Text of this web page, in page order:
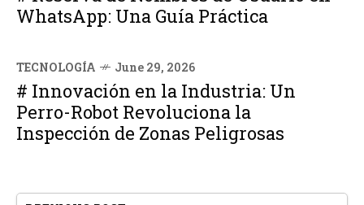
WhatsApp: Una Guía Práctica
TECNOLOGÍA June 29, 2026
# Innovación en la Industria: Un
Perro-Robot Revoluciona la
Inspección de Zonas Peligrosas